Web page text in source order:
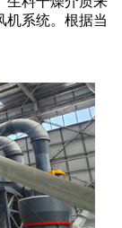
机系统。根据当